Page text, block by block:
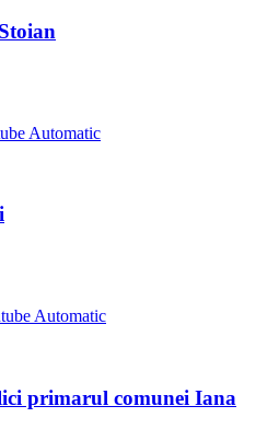
primarul comunei Iana